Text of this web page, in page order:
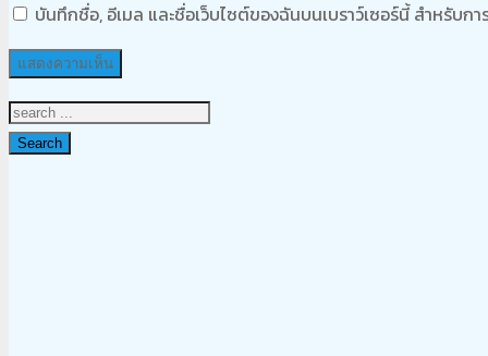
บันทึกชื่อ, อีเมล และชื่อเว็บไซต์ของฉันบนเบราว์เซอร์นี้ สำหรับก
Search